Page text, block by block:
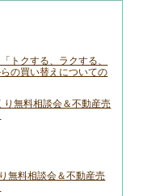
トクする、ラクする、
の買い替えについての
り無料相談会＆不動産売
無料相談会＆不動産売